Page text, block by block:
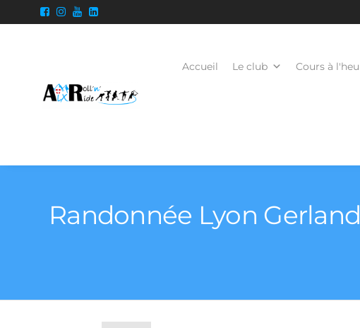
Accueil Le club Cours à
Randonnée Lyon